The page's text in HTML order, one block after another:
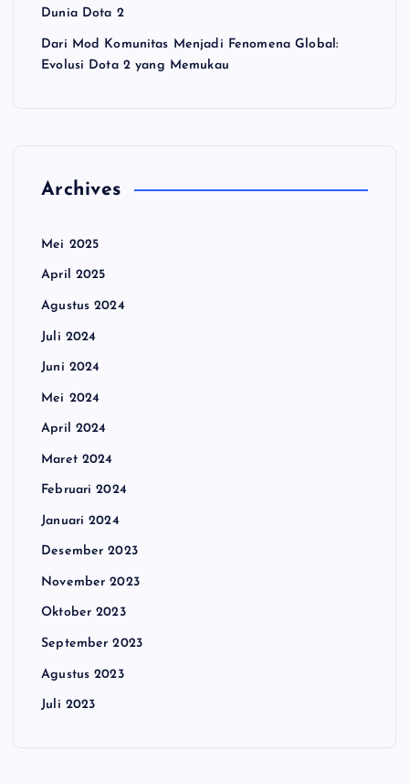
Dunia Dota 2
Dari Mod Komunitas Menjadi Fenomena Global:
Evolusi Dota 2 yang Memukau
Archives
Mei 2025
April 2025
Agustus 2024
Juli 2024
Juni 2024
Mei 2024
April 2024
Maret 2024
Februari 2024
Januari 2024
Desember 2023
November 2023
Oktober 2023
September 2023
Agustus 2023
Juli 2023